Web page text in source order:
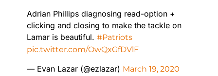
Adrian Phillips diagnosing read-option +
clicking and closing to make the tackle on
Lamar is beautiful. #Patriots
pic.twitter.com/OwQxGfDVlF
— Evan Lazar (@ezlazar) March 19, 2020